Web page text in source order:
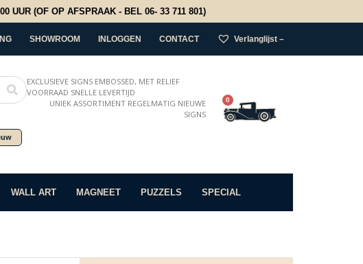
UUR (OF OP AFSPRAAK - BEL 06- 33 711 801)
SHOWROOM INLOGGEN CONTACT Verlanglijst –
EXCLUSIEVE SIGNS EMBOSSED, MET RELIEF
VOORRAAD SNELLE LEVERTIJD
UNIEK ASSORTIMENT REGELMATIG NIEUWE
SIGNS
0
WALL ART MAGNEET PUZZELS SPECIAL